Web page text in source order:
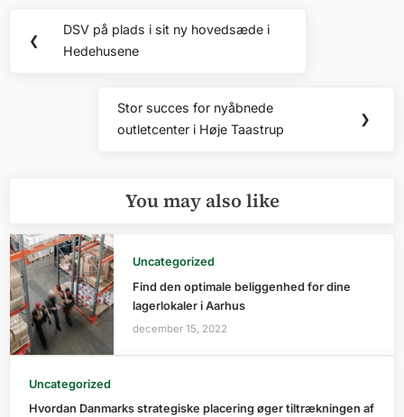
Indlægsnavigation
❮
Previous
Post:
DSV på plads i sit ny hovedsæde i
Hedehusene
Next
Post:
Stor succes for nyåbnede
outletcenter i Høje Taastrup
❯
You may also like
Uncategorized
Find den optimale beliggenhed for dine
lagerlokaler i Aarhus
december 15, 2022
Uncategorized
Hvordan Danmarks strategiske placering øger tiltrækningen af